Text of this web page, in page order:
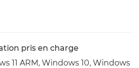
pris en charge
11 ARM, Windows 10, Windows